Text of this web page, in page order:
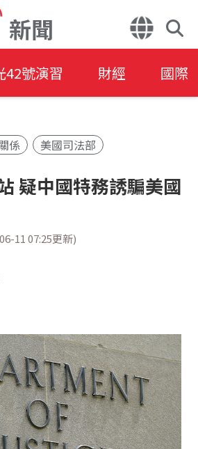
新聞
42號演習 財經 國際
係 美國司法部
疑中國特務誘騙美國
11 07:25更新)